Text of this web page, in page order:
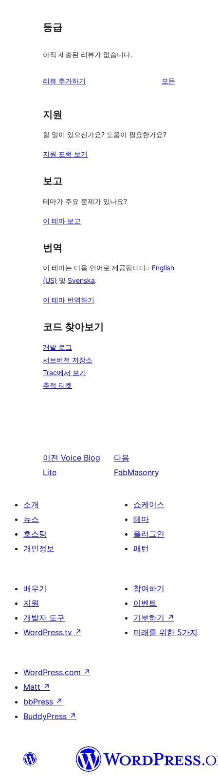
등급
아직 제출된 리뷰가 없습니다.
리뷰 추가하기 모든
지원
할 말이 있으신가요? 도움이 필요한가요?
지원 포럼 보기
보고
테마가 주요 문제가 있나요?
이 테마 보고
번역
이 테마는 다음 언어로 제공됩니다.: English
(US) 및 Svenska.
이 테마 번역하기
코드 찾아보기
개발 로그
서브버전 저장소
Trac에서 보기
추적 티켓
이전 Voice Blog
Lite
다음
FabMasonry
소개
뉴스
호스팅
개인정보
쇼케이스
테마
플러그인
패턴
배우기
지원
개발자 도구
WordPress.tv ↗
참여하기
이벤트
기부하기 ↗
미래를 위한 5가지
WordPress.com ↗
Matt ↗
bbPress ↗
BuddyPress ↗